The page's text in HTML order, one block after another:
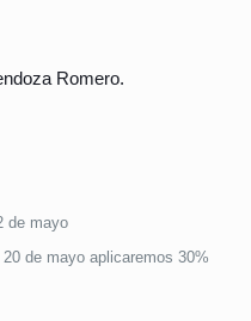
Romero.
de mayo
de mayo aplicaremos 30%